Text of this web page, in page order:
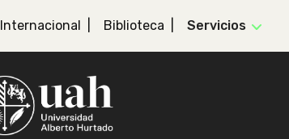
Internacional Biblioteca Servicios